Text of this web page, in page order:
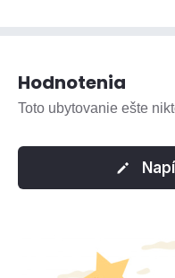
Hodnotenia
Toto ubytovanie ešte